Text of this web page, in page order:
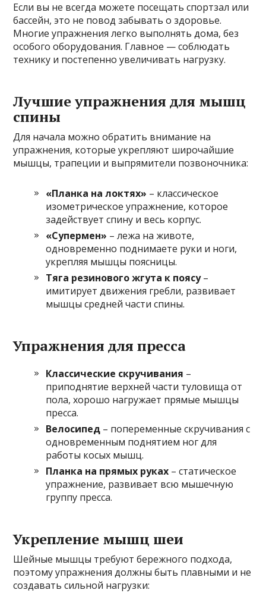
Если вы не всегда можете посещать спортзал или
бассейн, это не повод забывать о здоровье.
Многие упражнения легко выполнять дома, без
особого оборудования. Главное — соблюдать
технику и постепенно увеличивать нагрузку.
Лучшие упражнения для мышц
спины
Для начала можно обратить внимание на
упражнения, которые укрепляют широчайшие
мышцы, трапеции и выпрямители позвоночника:
«Планка на локтях» – классическое
изометрическое упражнение, которое
задействует спину и весь корпус.
«Супермен» – лежа на животе,
одновременно поднимаете руки и ноги,
укрепляя мышцы поясницы.
Тяга резинового жгута к поясу–
имитирует движения гребли, развивает
мышцы средней части спины.
Упражнения для пресса
Классические скручивания –
приподнятие верхней части туловища от
пола, хорошо нагружает прямые мышцы
пресса.
Велосипед – попеременные скручивания с
одновременным поднятием ног для
работы косых мышц.
Планка на прямых руках – статическое
упражнение, развивает всю мышечную
группу пресса.
Укрепление мышц шеи
Шейные мышцы требуют бережного подхода,
поэтому упражнения должны быть плавными и не
создавать сильной нагрузки: